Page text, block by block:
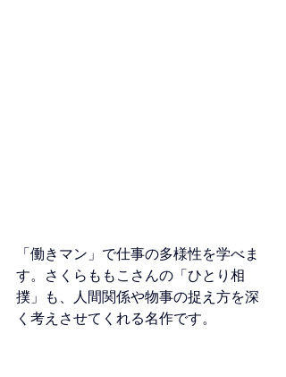
「働きマン」で仕事の多様性を学べま
す。さくらももこさんの「ひとり相
撲」も、人間関係や物事の捉え方を深
く考えさせてくれる名作です。